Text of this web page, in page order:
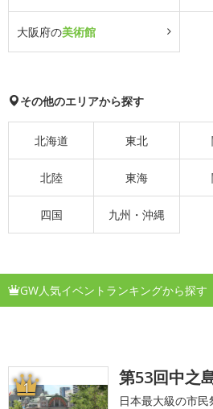
大阪府の美術館
その他のエリアから探す
北海道 東北
北陸 東海
四国 九州・沖縄
GW人気イベントランキングから探す
1 第53回中之
日本最大級の市民